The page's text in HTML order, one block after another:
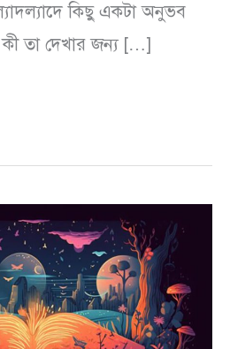
কিছু একটা অনুভব
কী তা দেখার জন্য […]